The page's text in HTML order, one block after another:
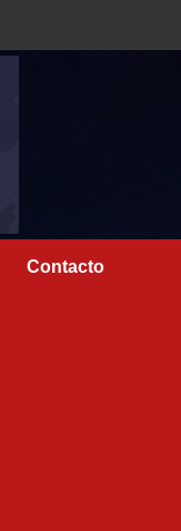
Contacto